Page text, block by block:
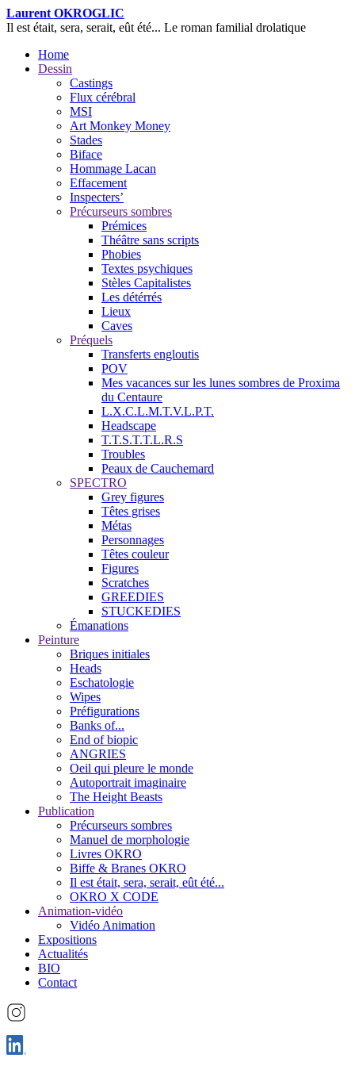
Laurent OKROGLIC
Il est était, sera, serait, eût été... Le roman familial drolatique
Home
Dessin
Castings
Flux cérébral
MSI
Art Monkey Money
Stades
Biface
Hommage Lacan
Effacement
Inspecters’
Précurseurs sombres
Prémices
Théâtre sans scripts
Phobies
Textes psychiques
Stèles Capitalistes
Les détérrés
Lieux
Caves
Préquels
Transferts engloutis
POV
Mes vacances sur les lunes sombres de Proxima
du Centaure
L.X.C.L.M.T.V.L.P.T.
Headscape
T.T.S.T.T.L.R.S
Troubles
Peaux de Cauchemard
SPECTRO
Grey figures
Têtes grises
Métas
Personnages
Têtes couleur
Figures
Scratches
GREEDIES
STUCKEDIES
Émanations
Peinture
Briques initiales
Heads
Eschatologie
Wipes
Préfigurations
Banks of...
End of biopic
ANGRIES
Oeil qui pleure le monde
Autoportrait imaginaire
The Height Beasts
Publication
Précurseurs sombres
Manuel de morphologie
Livres OKRO
Biffe & Branes OKRO
Il est était, sera, serait, eût été...
OKRO X CODE
Animation-vidéo
Vidéo Animation
Expositions
Actualités
BIO
Contact